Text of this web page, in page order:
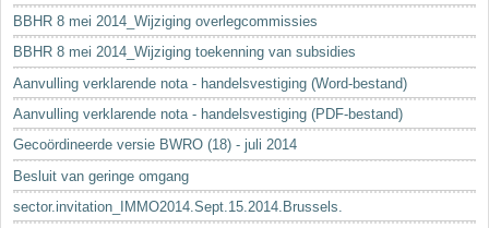
BBHR 8 mei 2014_Wijziging overlegcommissies
BBHR 8 mei 2014_Wijziging toekenning van subsidies
Aanvulling verklarende nota - handelsvestiging (Word-bestand)
Aanvulling verklarende nota - handelsvestiging (PDF-bestand)
Gecoördineerde versie BWRO (18) - juli 2014
Besluit van geringe omgang
sector.invitation_IMMO2014.Sept.15.2014.Brussels.